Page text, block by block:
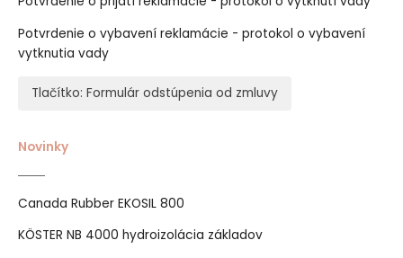
Potvrdenie o vybavení reklamácie - protokol o vybavení
vytknutia vady
Tlačítko: Formulár odstúpenia od zmluvy
Novinky
Canada Rubber EKOSIL 800
KÖSTER NB 4000 hydroizolácia základov